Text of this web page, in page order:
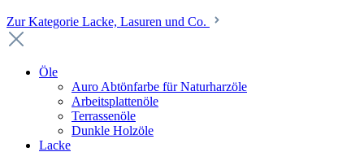
Zur Kategorie Lacke, Lasuren und Co.
Öle
Auro Abtönfarbe für Naturharzöle
Arbeitsplattenöle
Terrassenöle
Dunkle Holzöle
Lacke